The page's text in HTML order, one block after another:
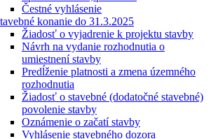
Čestné vyhlásenie
konanie do 31.3.2025
Žiadosť o vyjadrenie k projektu stavby
Návrh na vydanie rozhodnutia o
umiestnení stavby
Predĺženie platnosti a zmena územného
rozhodnutia
Žiadosť o stavebné (dodatočné stavebné)
povolenie stavby
Oznámenie o začatí stavby
Vyhlásenie stavebného dozora